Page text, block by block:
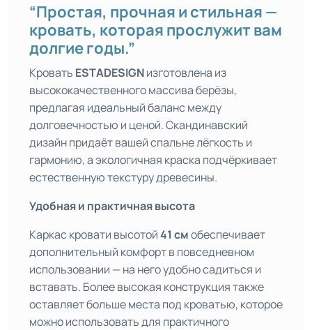
“Простая, прочная и стильная —
кровать, которая прослужит вам
долгие годы.”
Кровать ESTADESIGNизготовлена из
высококачественного массива берёзы,
предлагая идеальный баланс между
долговечностью и ценой. Скандинавский
дизайн придаёт вашей спальне лёгкость и
гармонию, а экологичная краска подчёркивает
естественную текстуру древесины.
Удобная и практичная высота
Каркас кровати высотой41 смобеспечивает
дополнительный комфорт в повседневном
использовании — на него удобно садиться и
вставать. Более высокая конструкция также
оставляет больше места под кроватью, которое
можно использовать для практичного